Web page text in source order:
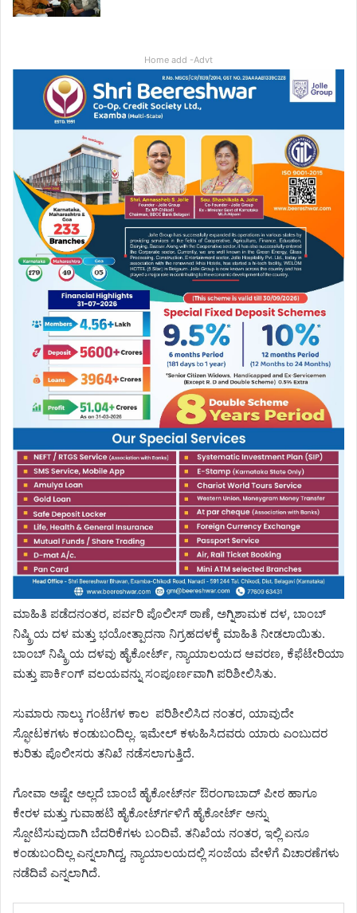
Home add -Advt
ಮಾಹಿತಿ ಪಡೆದನಂತರ, ಪರ್ವರಿ ಪೊಲೀಸ್ ಠಾಣೆ, ಅಗ್ನಿಶಾಮಕ ದಳ, ಬಾಂಬ್
ನಿಷ್ಕ್ರಿಯ ದಳ ಮತ್ತು ಭಯೋತ್ಪಾದನಾ ನಿಗ್ರಹದಳಕ್ಕೆ ಮಾಹಿತಿ ನೀಡಲಾಯಿತು.
ಬಾಂಬ್ ನಿಷ್ಕ್ರಿಯ ದಳವು ಹೈಕೋರ್ಟ್, ನ್ಯಾಯಾಲಯದ ಆವರಣ, ಕೆಫೆಟೇರಿಯಾ
ಮತ್ತು ಪಾರ್ಕಿಂಗ್ ವಲಯವನ್ನು ಸಂಪೂರ್ಣವಾಗಿ ಪರಿಶೀಲಿಸಿತು.
ಸುಮಾರು ನಾಲ್ಕು ಗಂಟೆಗಳ ಕಾಲ ಪರಿಶೀಲಿಸಿದ ನಂತರ, ಯಾವುದೇ
ಸ್ಫೋಟಕಗಳು ಕಂಡುಬಂದಿಲ್ಲ. ಇಮೇಲ್ ಕಳುಹಿಸಿದವರು ಯಾರು ಎಂಬುದರ
ಕುರಿತು ಪೊಲೀಸರು ತನಿಖೆ ನಡೆಸಲಾಗುತ್ತಿದೆ.
ಗೋವಾ ಅಷ್ಟೇ ಅಲ್ಲದೆ ಬಾಂಬೆ ಹೈಕೋಟ್‌ರ್ನ ಔರಂಗಾಬಾದ್ ಪೀಠ ಹಾಗೂ
ಕೇರಳ ಮತ್ತು ಗುವಾಹಟಿ ಹೈಕೋಟ್‌ರ್ಗಳಿಗೆ ಹೈಕೋರ್ಟ್ ಅನ್ನು
ಸ್ಪೋಟಿಸುವುದಾಗಿ ಬೆದರಿಕೆಗಳು ಬಂದಿವೆ. ತನಿಖೆಯ ನಂತರ, ಇಲ್ಲಿ ಏನೂ
ಕಂಡುಬಂದಿಲ್ಲ ಎನ್ನಲಾಗಿದ್ದ, ನ್ಯಾಯಾಲಯದಲ್ಲಿ ಸಂಜೆಯ ವೇಳೆಗೆ ವಿಚಾರಣೆಗಳು
ನಡೆದಿವೆ ಎನ್ನಲಾಗಿದೆ.